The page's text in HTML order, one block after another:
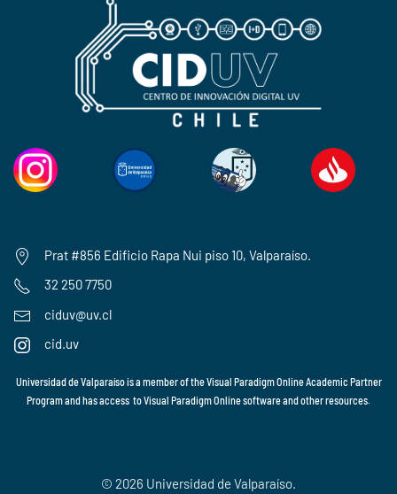
Prat #856 Edificio Rapa Nui piso 10, Valparaíso.
32 250 7750
ciduv@uv.cl
cid.uv
Universidad de Valparaíso is a member of theVisual Paradigm Online Academic Partner
Programand has access toVisual Paradigm Onlinesoftware and other resources.
© 2026 Universidad de Valparaíso.